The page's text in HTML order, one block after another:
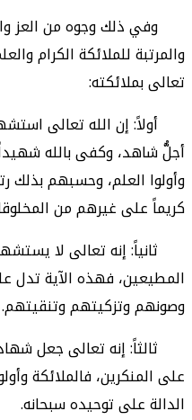
وفي ذلك وجوه من العز
والمرتبة للملائكة الكرام
تعالى بملائكته:
أولاً: إن الله تعالى
أجلُّ شاهد، وكفى بالله
وأولوا العلم، وحسبهم بذلك
كريماً على غيرهم من
ثانياً: إنه تعالى لا
المطيعين، فهذه الآية تدل
وصونهم وتزكيتهم وتنقيتهم.
ثالثاً: إنه تعالى جعل
على المنكرين، فالملائكة
الدالة على توحيده سبحانه.